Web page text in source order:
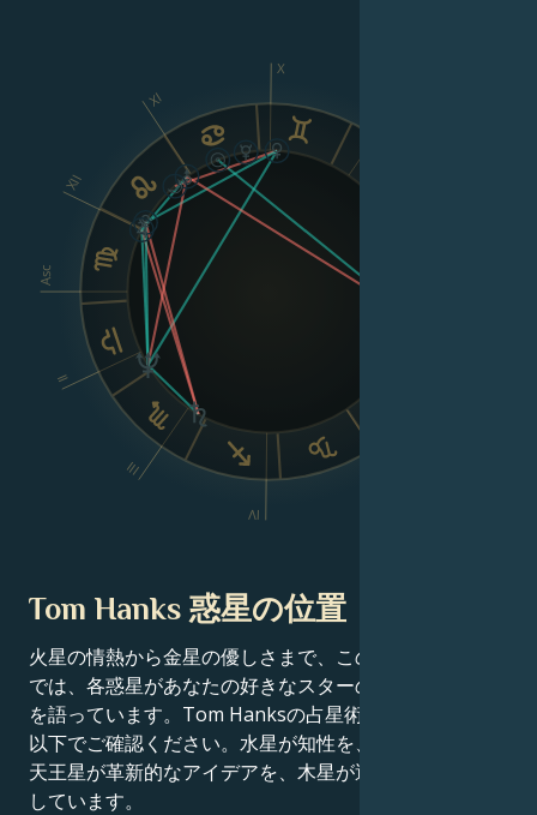
Asc
II
III
IV
X
XI
XII
Tom Hanks 惑星の位置
火星の情熱から金星の優しさまで、この有名人の出生図
では、各惑星があなたの好きなスターの成功物語の一端
を語っています。Tom Hanksの占星術チャート分析を
以下でご確認ください。水星が知性を、土星が規律を、
天王星が革新的なアイデアを、木星が運をそれぞれ定義
しています。